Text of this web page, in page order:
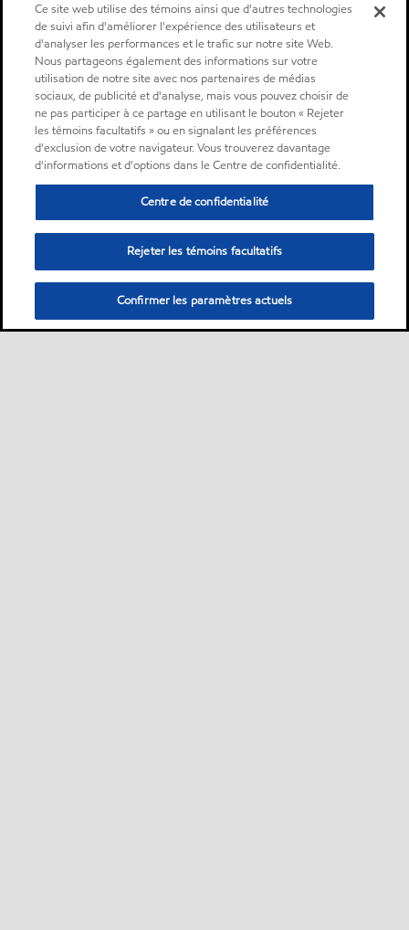
Ce site web utilise des témoins ainsi que d'autres technologies
de suivi afin d'améliorer l'expérience des utilisateurs et
d'analyser les performances et le trafic sur notre site Web.
Nous partageons également des informations sur votre
utilisation de notre site avec nos partenaires de médias
sociaux, de publicité et d'analyse, mais vous pouvez choisir de
ne pas participer à ce partage en utilisant le bouton « Rejeter
les témoins facultatifs » ou en signalant les préférences
d'exclusion de votre navigateur. Vous trouverez davantage
d'informations et d'options dans le Centre de confidentialité.
Centre de confidentialité
Rejeter les témoins facultatifs
Confirmer les paramètres actuels